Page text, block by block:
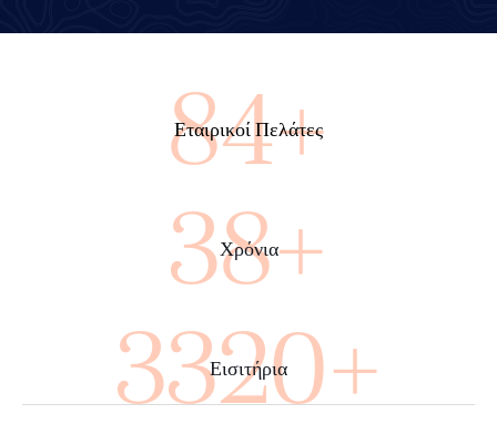
100+
Εταιρικοί Πελάτες
45+
Χρόνια
4000+
Εισιτήρια